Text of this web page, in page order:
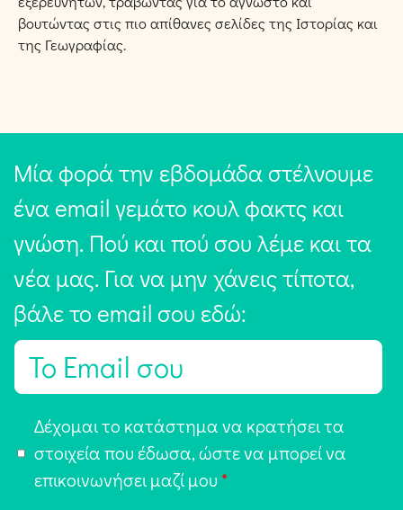
βουτώντας στις πιο απίθανες σελίδες της Ιστορίας και
της Γεωγραφίας.
Μία φορά την εβδομάδα στέλνουμε
ένα email γεμάτο κουλ φακτς και
γνώση. Πού και πού σου λέμε και τα
νέα μας. Για να μην χάνεις τίποτα,
βάλε το email σου εδώ:
E
π
Δέχομαι το κατάστημα να κρατήσει τα
στοιχεία που έδωσα, ώστε να μπορεί να
επικοινωνήσει μαζί μου *